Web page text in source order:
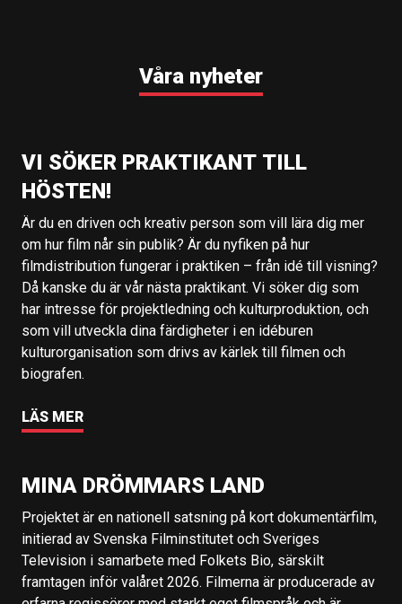
Våra nyheter
VI SÖKER PRAKTIKANT TILL
HÖSTEN!
Är du en driven och kreativ person som vill lära dig mer
om hur film når sin publik? Är du nyfiken på hur
filmdistribution fungerar i praktiken – från idé till visning?
Då kanske du är vår nästa praktikant. Vi söker dig som
har intresse för projektledning och kulturproduktion, och
som vill utveckla dina färdigheter i en idéburen
kulturorganisation som drivs av kärlek till filmen och
biografen.
LÄS MER
MINA DRÖMMARS LAND
Projektet är en nationell satsning på kort dokumentärfilm,
initierad av Svenska Filminstitutet och Sveriges
Television i samarbete med Folkets Bio, särskilt
framtagen inför valåret 2026. Filmerna är producerade av